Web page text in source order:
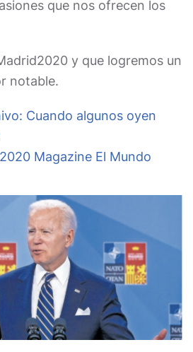
que nos ofrecen los
y que logremos un
notable.
Cuando algunos oyen
Magazine El Mundo